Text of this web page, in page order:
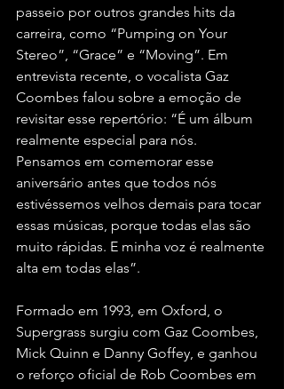
passeio por outros grandes hits da
carreira, como “Pumping on Your
Stereo”, “Grace” e “Moving”. Em
entrevista recente, o vocalista Gaz
Coombes falou sobre a emoção de
revisitar esse repertório: “É um álbum
realmente especial para nós.
Pensamos em comemorar esse
aniversário antes que todos nós
estivéssemos velhos demais para tocar
essas músicas, porque todas elas são
muito rápidas. E minha voz é realmente
alta em todas elas”.
Formado em 1993, em Oxford, o
Supergrass surgiu com Gaz Coombes,
Mick Quinn e Danny Goffey, e ganhou
o reforço oficial de Rob Coombes em